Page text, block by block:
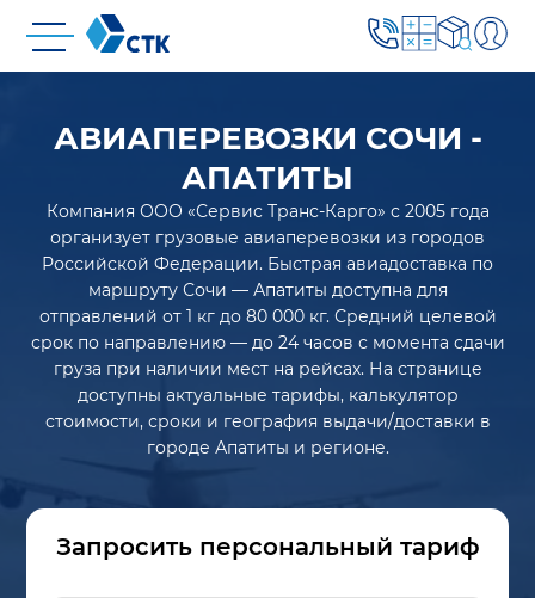
АВИАПЕРЕВОЗКИ СОЧИ -
АПАТИТЫ
Компания ООО «Сервис Транс-Карго» с 2005 года
организует грузовые авиаперевозки из городов
Российской Федерации. Быстрая авиадоставка по
маршруту Сочи — Апатиты доступна для
отправлений от 1 кг до 80 000 кг. Средний целевой
срок по направлению — до 24 часов с момента сдачи
груза при наличии мест на рейсах. На странице
доступны актуальные тарифы, калькулятор
стоимости, сроки и география выдачи/доставки в
городе Апатиты и регионе.
Запросить персональный тариф